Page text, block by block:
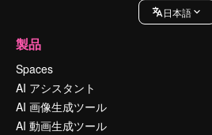
日本語
製品
Spaces
AI アシスタント
AI 画像生成ツール
AI 動画生成ツール